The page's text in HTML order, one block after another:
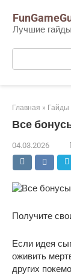
контенту
Лучшие
Поиск:
Главная » Гайды
Все
04.03.2026
Получите
Если идея
оживить
других